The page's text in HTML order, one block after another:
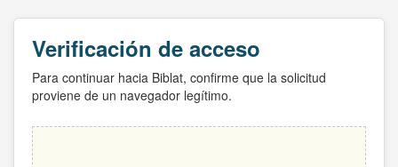
Verificación de acceso
Para continuar hacia Biblat, confirme que la solicitud
proviene de un navegador legítimo.